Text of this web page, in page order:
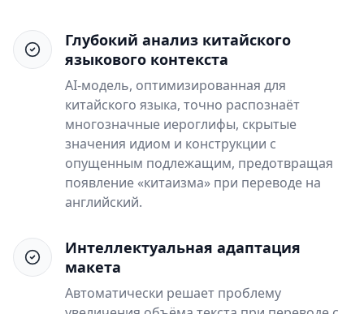
Глубокий анализ китайского
языкового контекста
AI-модель, оптимизированная для
китайского языка, точно распознаёт
многозначные иероглифы, скрытые
значения идиом и конструкции с
опущенным подлежащим, предотвращая
появление «китаизма» при переводе на
английский.
Интеллектуальная адаптация
макета
Автоматически решает проблему